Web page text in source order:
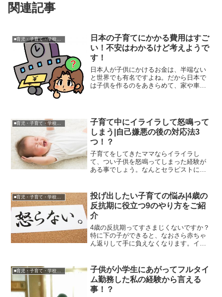
関連記事
日本の子育てにかかる費用はすご
い！不安はわかるけど考えようで
す！
日本人が子供にかけるお金は、半端ない
と世界でも有名ですよね。だから日本で
は子供を作るのをあきらめて、家や車、
す。私はシングルマザーだっ...
子育て中にイライラして怒鳴って
しまう|自己嫌悪の後の対応法3
つ！？
子育てをしてきたママならイライラし
て、つい子供を怒鳴ってしまった経験が
ある事でしょう。なんとセラピストにく
談が後を絶たないというのです。いけな
いとわかっていてもイライラ...
■育児・子育て・学校関連
投げ出したい子育ての悩み|4歳の
反抗期に役立つ9のやり方をご紹
介
4歳の反抗期ってすさまじくないですか？
特に下の子ができると、なおさら赤ちゃ
ん返りして手に負えなくなります。イヤ
ます。イライラも頂点に達しているママ
が、大声で叱るのも無...
■育児・子育て・学校関連
子供が小学生にあがってフルタイ
ム勤務した私の経験から言える
事！？